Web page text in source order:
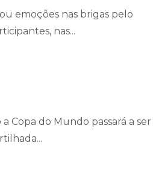
emoções nas brigas pelo
nas...
Copa do Mundo passará a ser